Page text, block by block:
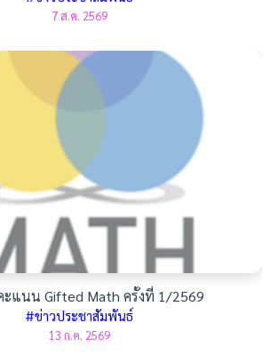
7 ส.ค. 2569
ะแนน Gifted Math ครั้งที่ 1/2569
#ข่าวประชาสัมพันธ์
13 ก.ค. 2569